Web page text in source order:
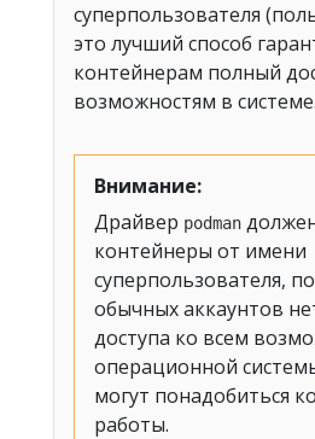
суперпользователя
это лучший способ
контейнерам полный
возможностям в системе.
Внимание:
Драйвер podman
контейнеры от имени
суперпользователя,
обычных аккаунтов
доступа ко всем
операционной
могут понадобиться
работы.